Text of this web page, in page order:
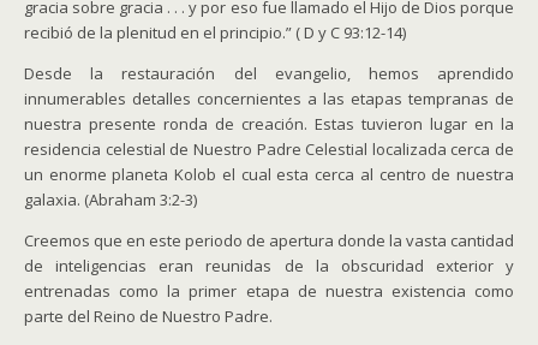
gracia sobre gracia . . . y por eso fue llamado el Hijo de Dios porque
recibió de la plenitud en el principio.” ( D y C 93:12-14)
Desde la restauración del evangelio, hemos aprendido
innumerables detalles concernientes a las etapas tempranas de
nuestra presente ronda de creación. Estas tuvieron lugar en la
residencia celestial de Nuestro Padre Celestial localizada cerca de
un enorme planeta Kolob el cual esta cerca al centro de nuestra
galaxia. (Abraham 3:2-3)
Creemos que en este periodo de apertura donde la vasta cantidad
de inteligencias eran reunidas de la obscuridad exterior y
entrenadas como la primer etapa de nuestra existencia como
parte del Reino de Nuestro Padre.